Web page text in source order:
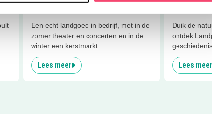
Een echt landgoed in bedrijf, met in de
zomer theater en concerten en in de
winter een kerstmarkt.
Lees meer
Ontdek
Duik de
ontdek
Lees meer